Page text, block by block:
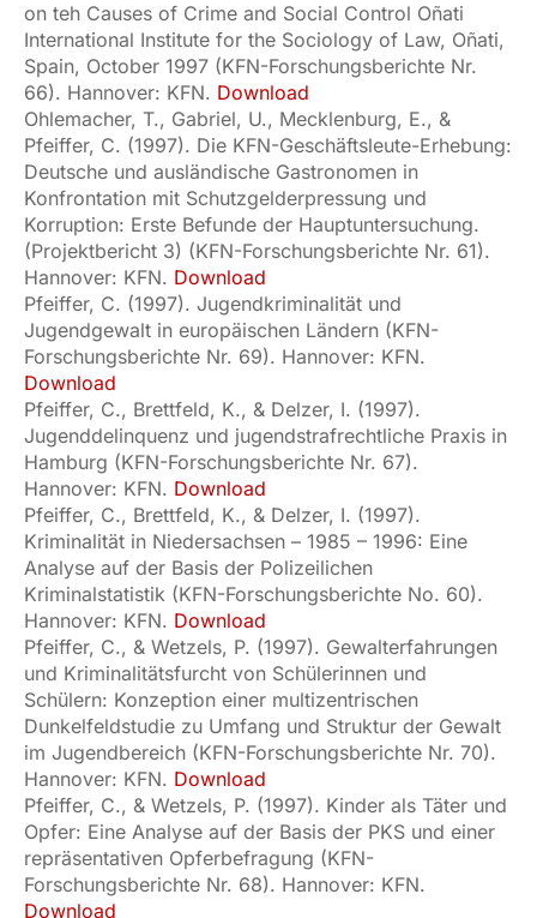
on teh Causes of Crime and Social Control Oñati
International Institute for the Sociology of Law, Oñati,
Spain, October 1997 (KFN-Forschungsberichte Nr.
66). Hannover: KFN. Download
Ohlemacher, T., Gabriel, U., Mecklenburg, E., &
Pfeiffer, C. (1997). Die KFN-Geschäftsleute-Erhebung:
Deutsche und ausländische Gastronomen in
Konfrontation mit Schutzgelderpressung und
Korruption: Erste Befunde der Hauptuntersuchung.
(Projektbericht 3) (KFN-Forschungsberichte Nr. 61).
Hannover: KFN. Download
Pfeiffer, C. (1997). Jugendkriminalität und
Jugendgewalt in europäischen Ländern (KFN-
Forschungsberichte Nr. 69). Hannover: KFN.
Download
Pfeiffer, C., Brettfeld, K., & Delzer, I. (1997).
Jugenddelinquenz und jugendstrafrechtliche Praxis in
Hamburg (KFN-Forschungsberichte Nr. 67).
Hannover: KFN. Download
Pfeiffer, C., Brettfeld, K., & Delzer, I. (1997).
Kriminalität in Niedersachsen – 1985 – 1996: Eine
Analyse auf der Basis der Polizeilichen
Kriminalstatistik (KFN-Forschungsberichte No. 60).
Hannover: KFN. Download
Pfeiffer, C., & Wetzels, P. (1997). Gewalterfahrungen
und Kriminalitätsfurcht von Schülerinnen und
Schülern: Konzeption einer multizentrischen
Dunkelfeldstudie zu Umfang und Struktur der Gewalt
im Jugendbereich (KFN-Forschungsberichte Nr. 70).
Hannover: KFN. Download
Pfeiffer, C., & Wetzels, P. (1997). Kinder als Täter und
Opfer: Eine Analyse auf der Basis der PKS und einer
repräsentativen Opferbefragung (KFN-
Forschungsberichte Nr. 68). Hannover: KFN.
Download